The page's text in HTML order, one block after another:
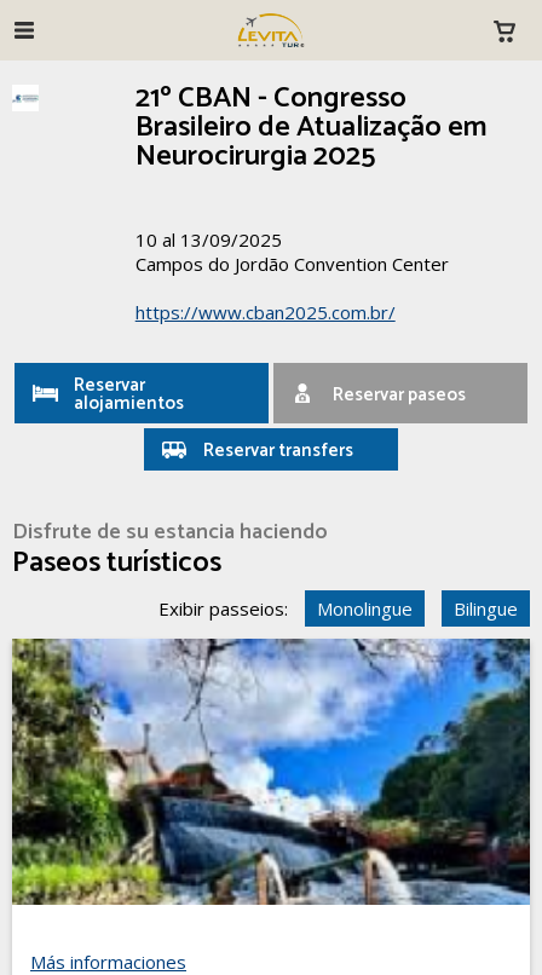
21º CBAN - Congresso
Brasileiro de Atualização em
Neurocirurgia 2025
10 al 13/09/2025
Campos do Jordão Convention Center
https://www.cban2025.com.br/
Reservar
alojamientos
Reservar paseos
Reservar transfers
Disfrute de su estancia haciendo
Paseos turísticos
Exibir passeios: Monolingue Bilingue
Más informaciones